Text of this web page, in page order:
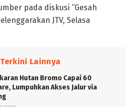
pada diskusi “Gesah
JTV, Selasa
Lainnya
Hutan Bromo Capai 60
Lumpuhkan Akses Jalur via